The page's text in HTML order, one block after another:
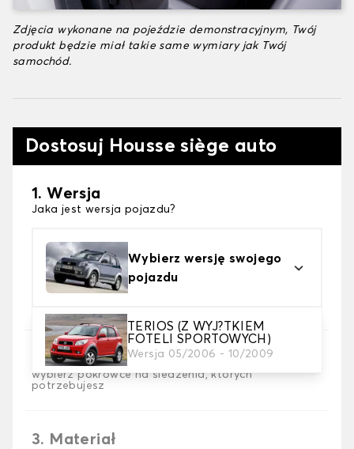
Zdjęcia wykonane na pojeździe demonstracyjnym, Twój
produkt będzie miał takie same wymiary jak Twój
samochód.
Dostosuj Housse siège auto
1. Wersja
Jaka jest wersja pojazdu?
Wybierz wersję swojego
pojazdu
TERIOS (Z WYJ?TKIEM
FOTELI SPORTOWYCH)
Wersja 05/2006 - 10/2009
2. Wybór gry
wybierz pokrowce na siedzenia, których
potrzebujesz
3. Materiał